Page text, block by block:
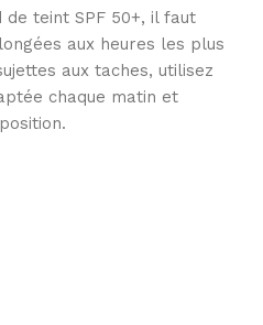
de teint SPF 50+, il faut
aux heures les plus
aux taches, utilisez
chaque matin et